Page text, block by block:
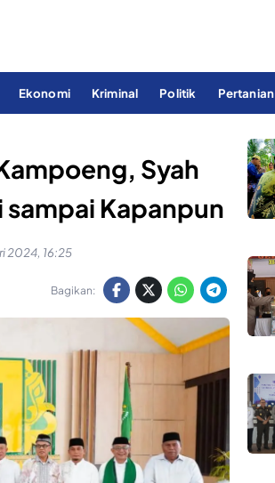
Ekonomi Kriminal Politik Pertanian
Syah
Kapanpun
2024, 16:25
Bagikan: